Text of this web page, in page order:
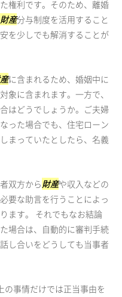
権利です。そのため、離婚
財産分与制度を活用すること
を少しでも解消することが
に含まれるため、婚姻中に
象に含まれます。一方で、
はどうでしょうか。ご夫婦
った場合でも、住宅ローン
まっていたとしたら、名義
双方から財産や収入などの
要な助言を行うことによっ
ます。 それでもなお結論
場合は、自動的に審判手続
し合いをどうしても当事者
事情だけでは正当事由を